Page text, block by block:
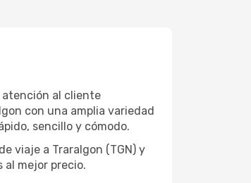
atención al cliente
con una amplia variedad
sencillo y cómodo.
viaje a Traralgon (TGN) y
mejor precio.